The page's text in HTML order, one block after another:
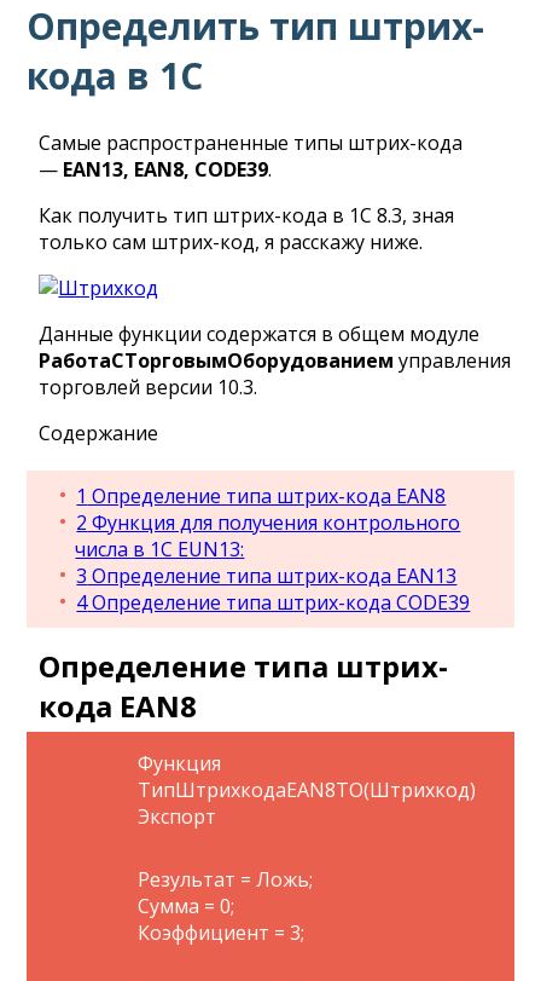
Определить тип штрих-
кода в 1С
Самые распространенные типы штрих-кода
— EAN13, EAN8, CODE39.
Как получить тип штрих-кода в 1С 8.3, зная
только сам штрих-код, я расскажу ниже.
Данные функции содержатся в общем модуле
РаботаСТорговымОборудованиемуправления
торговлей версии 10.3.
Содержание
1 Определение типа штрих-кода EAN8
2 Функция для получения контрольного
числа в 1С EUN13:
3 Определение типа штрих-кода EAN13
4Определение типа штрих-кода CODE39
Определение типа штрих-
кода EAN8
Функция
ТипШтрихкодаEAN8ТО(Штрихкод)
Экспорт
Результат = Ложь;
Сумма = 0;
Коэффициент = 3;